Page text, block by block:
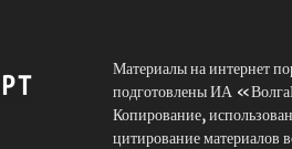
Материалы на интернет
подготовлены ИА
Копирование,
цитирование материалов